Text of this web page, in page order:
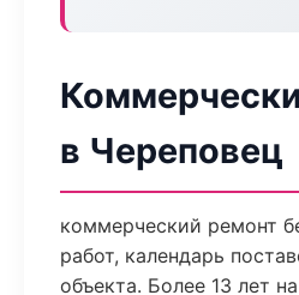
в Череповец
коммерческий ремонт
работ, календарь
объекта. Более 13 лет